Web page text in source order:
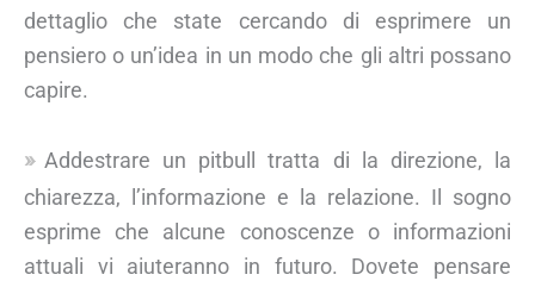
dettaglio che state cercando di esprimere un
pensiero o un’idea in un modo che gli altri possano
capire.
Addestrare un pitbull tratta di la direzione, la
chiarezza, l’informazione e la relazione. Il sogno
esprime che alcune conoscenze o informazioni
attuali vi aiuteranno in futuro. Dovete pensare